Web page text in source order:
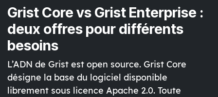
Grist Core vs Grist Enterprise :
deux offres pour différents
besoins
L’ADN de Grist est open source. Grist Core
désigne la base du logiciel disponible
librement sous licence Apache 2.0. Toute